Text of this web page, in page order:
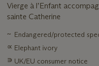
Vierge à l’Enfant
sainte Catherine
Important
information
about
this
~ Endangered/protected
∝ Elephant ivory
∍ UK/EU consumer notice